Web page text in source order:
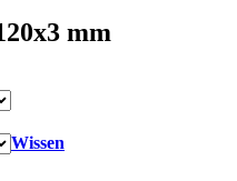
mm
Wissen